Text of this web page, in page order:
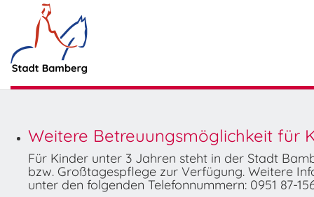
Weitere Betreuungsmöglichkeit für
Für Kinder unter 3 Jahren steht in der Stadt
bzw. Großtagespflege zur Verfügung. Weitere
unter den folgenden Telefonnummern: 0951 87-